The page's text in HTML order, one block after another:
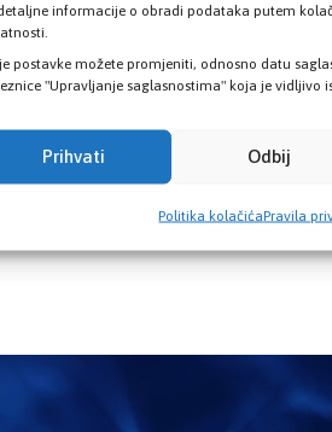
informacije o obradi podataka putem
postavke možete promjeniti, odnosno datu
"Upravljanje saglasnostima" koja je vidljivo
Prihvati Odbij
Politika kolačićaPravila